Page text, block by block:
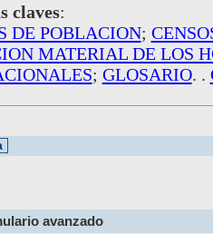
claves:
DE POBLACION;
MATERIAL DE LOS
; GLOSARIO. .
avanzado